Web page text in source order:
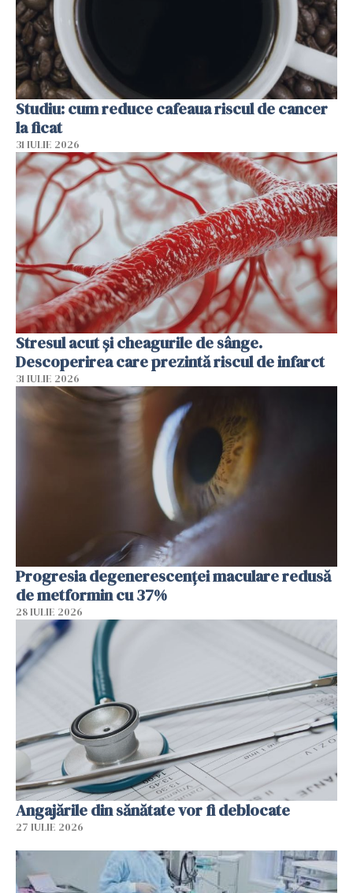
Studiu: cum reduce cafeaua riscul de cancer
la ficat
31 IULIE 2026
Stresul acut și cheagurile de sânge.
Descoperirea care prezintă riscul de infarct
31 IULIE 2026
Progresia degenerescenței maculare redusă
de metformin cu 37%
28 IULIE 2026
Angajările din sănătate vor fi deblocate
27 IULIE 2026